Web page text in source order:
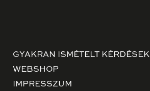
GYAKRAN ISMÉTELT KÉRDÉSEK
WEBSHOP
IMPRESSZUM